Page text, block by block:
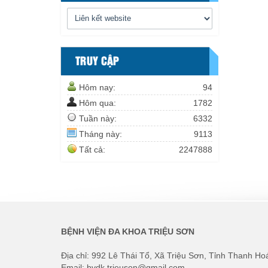
TRUY CẬP
Hôm nay:
94
Hôm qua:
1782
Tuần này:
6332
Tháng này:
9113
Tất cả:
2247888
BỆNH VIỆN ĐA KHOA TRIỆU SƠN
Địa chỉ: 992 Lê Thái Tổ, Xã Triệu Sơn, Tỉnh Thanh